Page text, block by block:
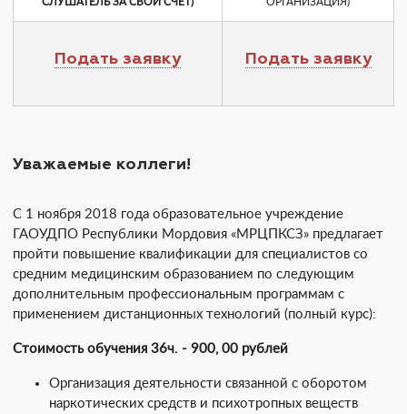
Подать заявку Подать заявку
Уважаемые коллеги!
С 1 ноября 2018 года образовательное учреждение
ГАОУДПО Республики Мордовия «МРЦПКСЗ» предлагает
пройти повышение квалификации для специалистов со
средним медицинским образованием по следующим
дополнительным профессиональным программам с
применением дистанционных технологий (полный курс):
Стоимость обучения 36ч. - 900, 00 рублей
Организация деятельности связанной с оборотом
наркотических средств и психотропных веществ